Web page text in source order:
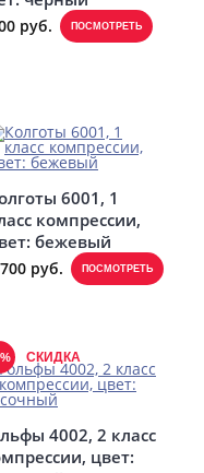
руб. ПОСМОТРЕТЬ
6001, 1
компрессии,
бежевый
руб. ПОСМОТРЕТЬ
СКИДКА
4002, 2 класс
цвет: